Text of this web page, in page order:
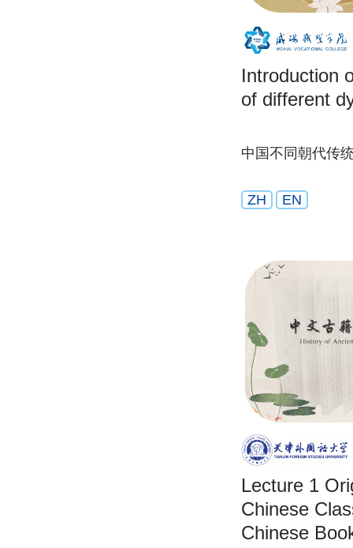
Introduction
of different
中国不同朝代传
ZH EN
Lecture 1
Chinese
Chinese